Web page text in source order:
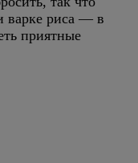
варке риса — в
приятные